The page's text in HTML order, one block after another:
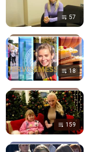
57
18
159